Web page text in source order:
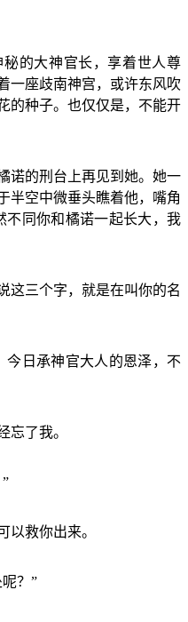
的大神官长，享着世人尊
一座歧南神宫，或许东风吹
的种子。也仅仅是，不能开
诺的刑台上再见到她。她一
半空中微垂头瞧着他，嘴角
不同你和橘诺一起长大，我
这三个字，就是在叫你的名
今日承神官大人的恩泽，不
忘了我。
以救你出来。
？”